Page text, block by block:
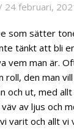
24 februari,
som sätter
tänkt att bli
vem man är.
den man
och ut, med
av ljus och
varit och allt vi